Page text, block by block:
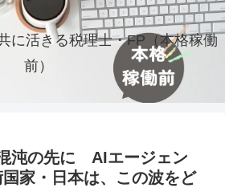
に活きる税理士・FP（本格稼働
前）
沌の先に AIエージェン
家・日本は、この波をど